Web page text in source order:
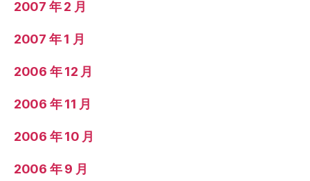
2007 年 2 月
2007 年 1 月
2006 年 12 月
2006 年 11 月
2006 年 10 月
2006 年 9 月